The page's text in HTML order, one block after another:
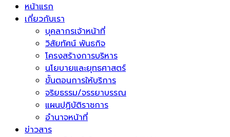
หน้าแรก
เกี่ยวกับเรา
บุคลากรเจ้าหน้าที่
วิสัยทัศน์ พันธกิจ
โครงสร้างการบริหาร
นโยบายและยุทธศาสตร์
ขั้นตอนการให้บริการ
จริยธรรม/จรรยาบรรณ
แผนปฏิบัติราชการ
อำนาจหน้าที่
ข่าวสาร